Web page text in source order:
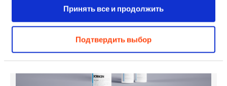
Принять все и продолжить
Подтвердить выбор